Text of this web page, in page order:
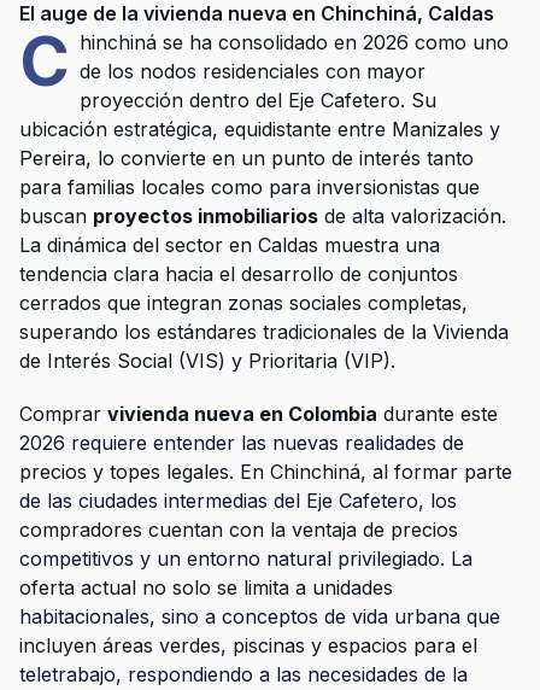
El auge de la vivienda nueva en Chinchiná, Caldas
C hinchiná se ha consolidado en 2026 como uno
de los nodos residenciales con mayor
proyección dentro del Eje Cafetero. Su
ubicación estratégica, equidistante entre Manizales y
Pereira, lo convierte en un punto de interés tanto
para familias locales como para inversionistas que
buscan proyectos inmobiliarios de alta valorización.
La dinámica del sector en Caldas muestra una
tendencia clara hacia el desarrollo de conjuntos
cerrados que integran zonas sociales completas,
superando los estándares tradicionales de la Vivienda
de Interés Social (VIS) y Prioritaria (VIP).
Comprar vivienda nueva en Colombia durante este
2026 requiere entender las nuevas realidades de
precios y topes legales. En Chinchiná, al formar parte
de las ciudades intermedias del Eje Cafetero, los
compradores cuentan con la ventaja de precios
competitivos y un entorno natural privilegiado. La
oferta actual no solo se limita a unidades
habitacionales, sino a conceptos de vida urbana que
incluyen áreas verdes, piscinas y espacios para el
teletrabajo, respondiendo a las necesidades de la